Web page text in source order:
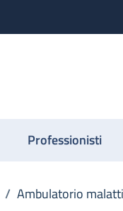
Professionisti
/ Ambulatorio